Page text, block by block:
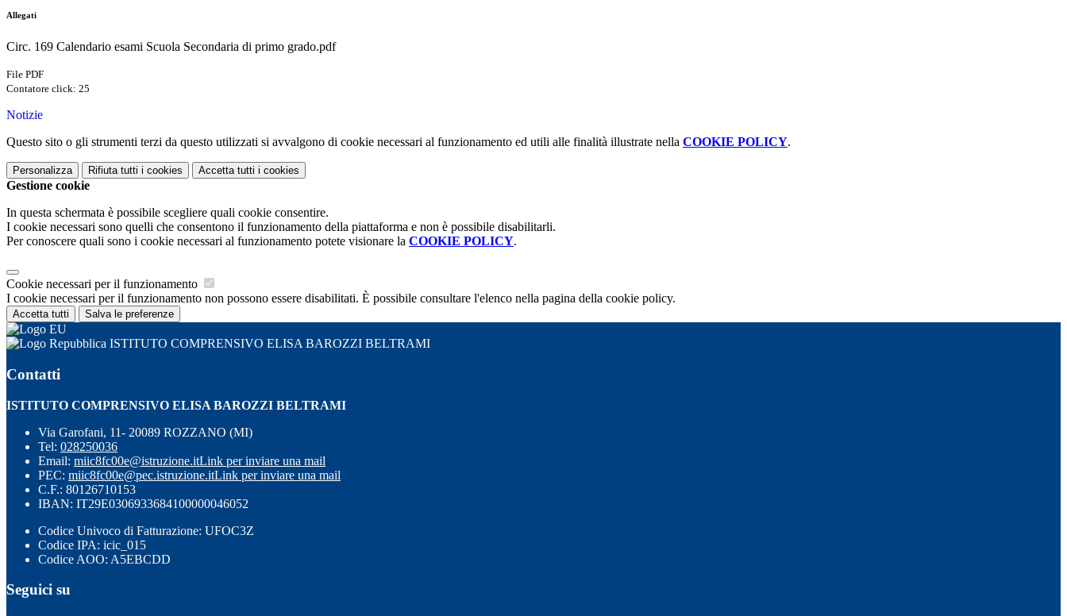
Allegati
Circ. 169 Calendario esami Scuola Secondaria di primo grado.pdf
File PDF
Contatore click: 25
Notizie
Questo sito o gli strumenti terzi da questo utilizzati si avvalgono di cookie necessari al funzionamento ed utili alle finalità illustrate nella COOKIE POLICY.
Personalizza Rifiuta tutti i cookies Accetta tutti i cookies
Gestione cookie
In questa schermata è possibile scegliere quali cookie consentire.
I cookie necessari sono quelli che consentono il funzionamento della piattaforma e non è possibile disabilitarli.
Per conoscere quali sono i cookie necessari al funzionamento potete visionare la COOKIE POLICY.
Cookie necessari per il funzionamento
I cookie necessari per il funzionamento non possono essere disabilitati. È possibile consultare l'elenco nella pagina della cookie policy.
Accetta tutti Salva le preferenze
ISTITUTO COMPRENSIVO ELISA BAROZZI BELTRAMI
Contatti
ISTITUTO COMPRENSIVO ELISA BAROZZI BELTRAMI
Via Garofani, 11- 20089 ROZZANO (MI)
Tel: 028250036
Email: miic8fc00e@istruzione.itLink per inviare una mail
PEC: miic8fc00e@pec.istruzione.itLink per inviare una mail
C.F.: 80126710153
IBAN: IT29E0306933684100000046052
Codice Univoco di Fatturazione: UFOC3Z
Codice IPA: icic_015
Codice AOO: A5EBCDD
Seguici su